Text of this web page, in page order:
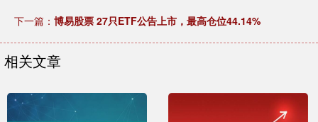
下一篇： 博易股票 27只ETF公告上市，最高仓位44.14%
相关文章